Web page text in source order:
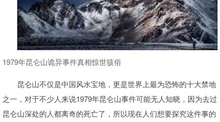
1979年昆仑山诡异事件真相惊世骇俗
昆仑山不仅是中国风水宝地，更是世界上最为恐怖的十大禁地
之一，对于不少人来说1979年昆仑山事件可能无人知晓，因为去过
昆仑山深处的人都离奇的死亡了，所以现在人们想要探究这件事的